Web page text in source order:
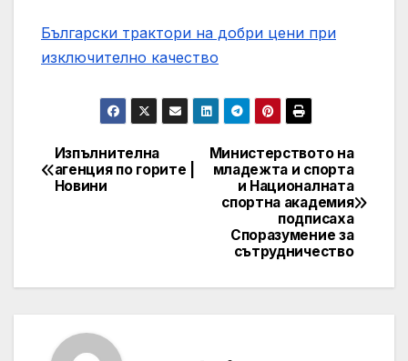
Български трактори на добри цени при
изключително качество
Post
navigation
Министерството на
младежта и спорта
и Националната
спортна академия
подписаха
Споразумение за
сътрудничество
Изпълнителна
агенция по горите |
Новини